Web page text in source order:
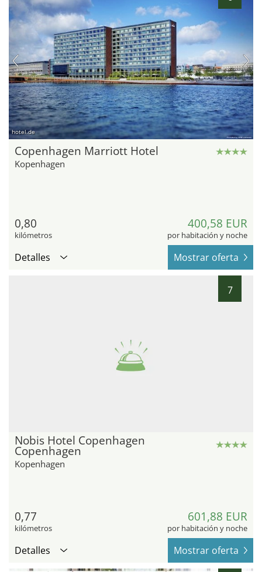
hotel.de
Copenhagen Marriott Hotel
Kopenhagen
0,80
kilómetros
400,58 EUR
por habitación y noche
Detalles Mostrar oferta
7
Nobis Hotel Copenhagen
Copenhagen
Kopenhagen
0,77
kilómetros
601,88 EUR
por habitación y noche
Detalles Mostrar oferta